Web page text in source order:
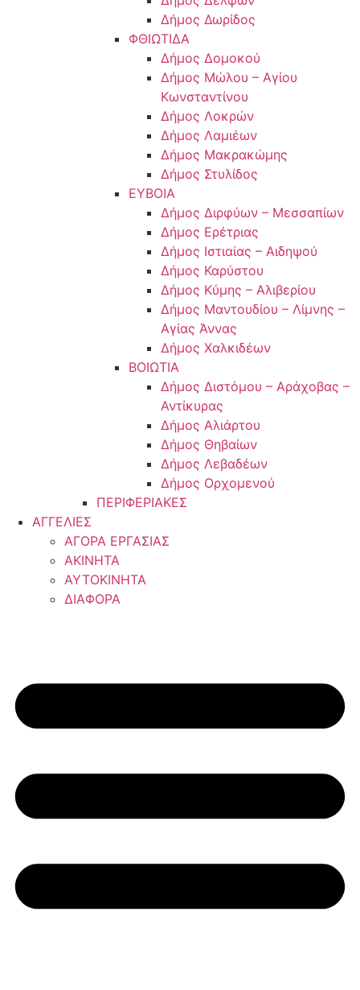
Δήμος Δωρίδος
ΦΘΙΩΤΙΔΑ
Δήμος Δομοκού
Δήμος Μώλου – Αγίου
Κωνσταντίνου
Δήμος Λοκρών
Δήμος Λαμιέων
Δήμος Μακρακώμης
Δήμος Στυλίδος
ΕΥΒΟΙΑ
Δήμος Διρφύων – Μεσσαπίων
Δήμος Ερέτριας
Δήμος Ιστιαίας – Αιδηψού
Δήμος Καρύστου
Δήμος Κύμης – Αλιβερίου
Δήμος Μαντουδίου – Λίμνης –
Αγίας Άννας
Δήμος Χαλκιδέων
ΒΟΙΩΤΙΑ
Δήμος Διστόμου – Αράχοβας –
Αντίκυρας
Δήμος Αλιάρτου
Δήμος Θηβαίων
Δήμος Λεβαδέων
Δήμος Ορχομενού
ΠΕΡΙΦΕΡΙΑΚΕΣ
ΑΓΓΕΛΙΕΣ
ΑΓΟΡΑ ΕΡΓΑΣΙΑΣ
ΑΚΙΝΗΤΑ
ΑΥΤΟΚΙΝΗΤΑ
ΔΙΑΦΟΡΑ